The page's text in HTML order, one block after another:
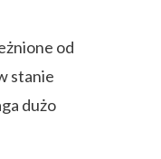
od
stanie
dużo